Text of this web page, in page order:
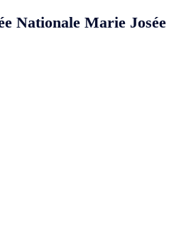
Nationale Marie Josée